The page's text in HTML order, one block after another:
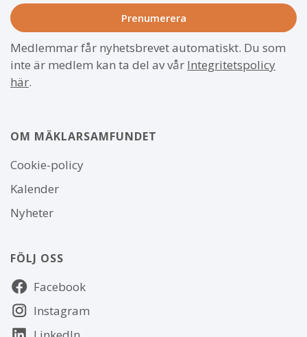
Medlemmar får nyhetsbrevet automatiskt. Du som
inte är medlem kan ta del av vår Integritetspolicy
här.
OM MÄKLARSAMFUNDET
Om
webbplatsen
Cookie-policy
Kalender
Nyheter
FÖLJ OSS
Följ
oss Facebook
Instagram